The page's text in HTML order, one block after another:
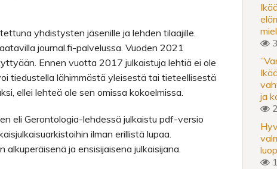
yhdistysten jäsenille ja lehden tilaajille.
journal.fi-palvelussa. Vuoden 2021
Ennen vuotta 2017 julkaistuja lehtiä ei ole
tiedustella lähimmästä yleisestä tai tieteellisestä
ellei lehteä ole sen omissa kokoelmissa.
eli Gerontologia-lehdessä julkaistu pdf-versio
ilman erillistä lupaa.
ja ensisijaisena julkaisijana.
ja